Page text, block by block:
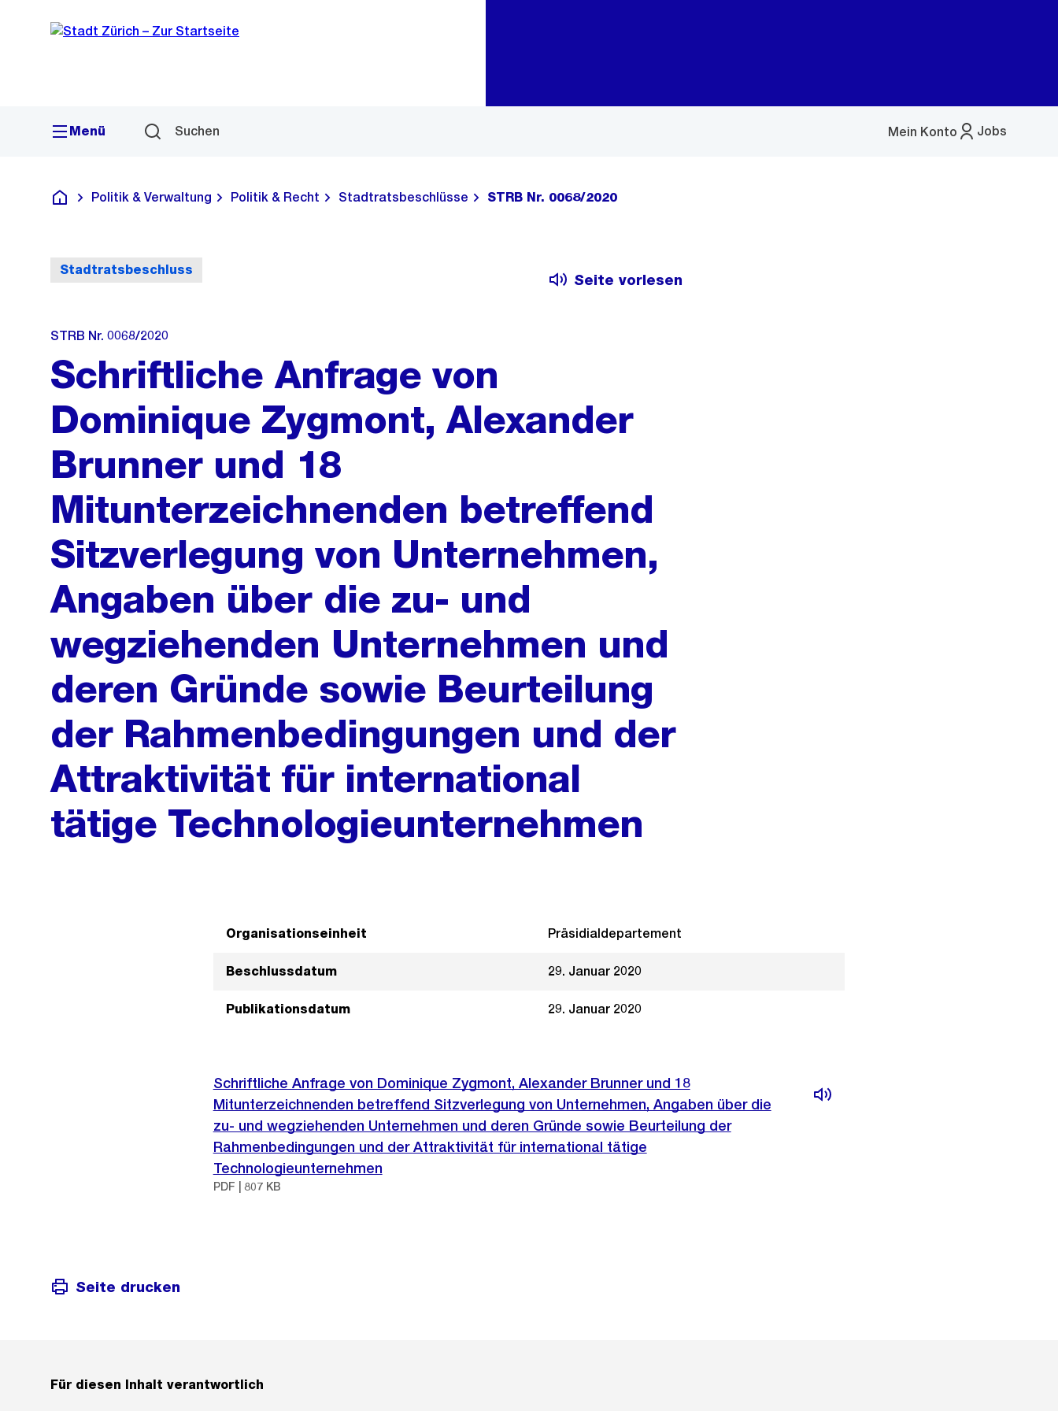
Navigation
Sprunglink
Menü Suchen Jobs
Mein Konto
Menü
Deutsch
Politik & Verwaltung Politik & Recht Stadtratsbeschlüsse STRB Nr. 0068/2020
Stadtratsbeschluss
Seite vorlesen
STRB Nr. 0068/2020
Schriftliche Anfrage von
Dominique Zygmont, Alexander
Brunner und 18
Mitunterzeichnenden betreffend
Sitzverlegung von Unternehmen,
Angaben über die zu- und
wegziehenden Unternehmen und
deren Gründe sowie Beurteilung
der Rahmenbedingungen und der
Attraktivität für international
tätige Technologieunternehmen
Organisationseinheit Präsidialdepartement
Beschlussdatum 29. Januar 2020
Publikationsdatum 29. Januar 2020
Schriftliche Anfrage von Dominique Zygmont, Alexander Brunner und 18
Mitunterzeichnenden betreffend Sitzverlegung von Unternehmen, Angaben über die
zu- und wegziehenden Unternehmen und deren Gründe sowie Beurteilung der
Rahmenbedingungen und der Attraktivität für international tätige
Technologieunternehmen
PDF | 807 KB
Seite drucken
Für diesen Inhalt verantwortlich